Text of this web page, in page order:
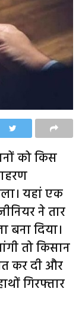
को किस
यहां एक
ने तार
बना दिया।
तो किसान
कर दी और
गिरफ्तार